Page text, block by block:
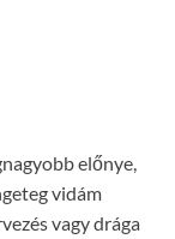
előnye,
vidám
vagy drága